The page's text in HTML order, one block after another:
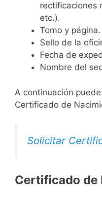
rectificaciones
etc.).
Tomo y página.
Sello de la
Fecha de
Nombre del
A continuación
Certificado de
Solicitar
Certificado de